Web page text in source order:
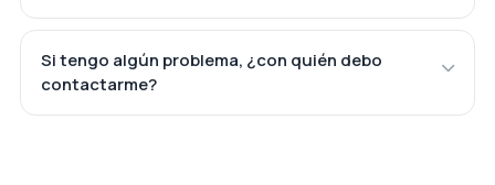
Si tengo algún problema, ¿con quién debo
contactarme?